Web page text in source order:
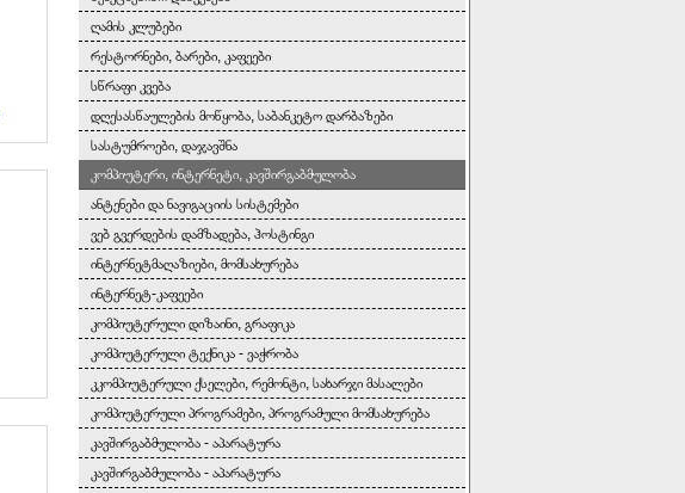
ღამის კლუბები
რესტორნები, ბარები, კაფეები
სწრაფი კვება
დღესასწაულების მოწყობა, საბანკეტო დარბაზები
სასტუმროები, დაჯავშნა
კომპიუტერი, ინტერნეტი, კავშირგაბმულობა
ანტენები და ნავიგაციის სისტემები
ვებ გვერდების დამზადება, ჰოსტინგი
ინტერნეტმაღაზიები, მომსახურება
ინტერნეტ-კაფეები
კომპიუტერული დიზაინი, გრაფიკა
კომპიუტერული ტექნიკა - ვაჭრობა
კკომპიუტერული ქსელები, რემონტი, სახარჯი მასალები
კომპიუტერული პროგრამები, პროგრამული მომსახურება
კავშირგაბმულობა - აპარატურა
კავშირგაბმულობა - აპარატურა